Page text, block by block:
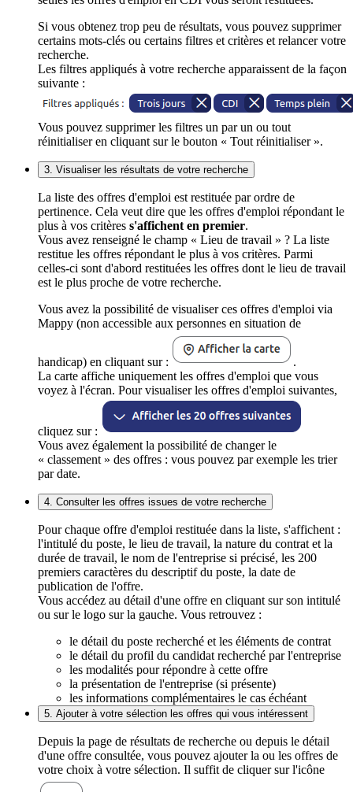
Si vous obtenez trop peu de résultats, vous pouvez supprimer
certains mots-clés ou certains filtres et critères et relancer votre
recherche.
Les filtres appliqués à votre recherche apparaissent de la façon
suivante :
Vous pouvez supprimer les filtres un par un ou tout
réinitialiser en cliquant sur le bouton « Tout réinitialiser ».
3. Visualiser les résultats de votre recherche
La liste des offres d'emploi est restituée par ordre de
pertinence. Cela veut dire que les offres d'emploi répondant le
plus à vos critères s'affichent en premier.
Vous avez renseigné le champ « Lieu de travail » ? La liste
restitue les offres répondant le plus à vos critères. Parmi
celles-ci sont d'abord restituées les offres dont le lieu de travail
est le plus proche de votre recherche.
Vous avez la possibilité de visualiser ces offres d'emploi via
Mappy (non accessible aux personnes en situation de
handicap) en cliquant sur :
.
La carte affiche uniquement les offres d'emploi que vous
voyez à l'écran. Pour visualiser les offres d'emploi suivantes,
cliquez sur :
Vous avez également la possibilité de changer le
« classement » des offres : vous pouvez par exemple les trier
par date.
4. Consulter les offres issues de votre recherche
Pour chaque offre d'emploi restituée dans la liste, s'affichent :
l'intitulé du poste, le lieu de travail, la nature du contrat et la
durée de travail, le nom de l'entreprise si précisé, les 200
premiers caractères du descriptif du poste, la date de
publication de l'offre.
Vous accédez au détail d'une offre en cliquant sur son intitulé
ou sur le logo sur la gauche. Vous retrouvez :
le détail du poste recherché et les éléments de contrat
le détail du profil du candidat recherché par l'entreprise
les modalités pour répondre à cette offre
la présentation de l'entreprise (si présente)
les informations complémentaires le cas échéant
5. Ajouter à votre sélection les offres qui vous intéressent
Depuis la page de résultats de recherche ou depuis le détail
d'une offre consultée, vous pouvez ajouter la ou les offres de
votre choix à votre sélection. Il suffit de cliquer sur l'icône